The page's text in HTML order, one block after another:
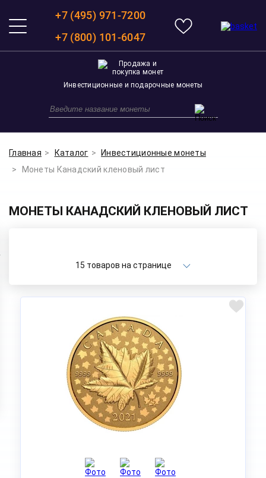
+7 (495) 971-7200
+7 (800) 101-6047
Инвестиционные и подарочные монеты
Главная Каталог
Инвестиционные монеты
Монеты Канадский кленовый лист
МОНЕТЫ КАНАДСКИЙ КЛЕНОВЫЙ ЛИСТ